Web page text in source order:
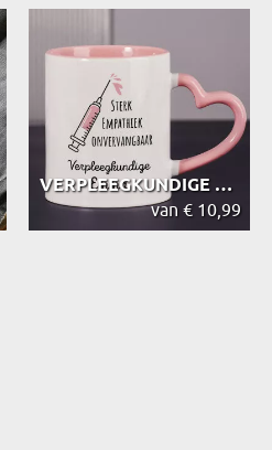
VERPLEEGKUNDIGE KWALITEITEN - MOK
van € 10,99